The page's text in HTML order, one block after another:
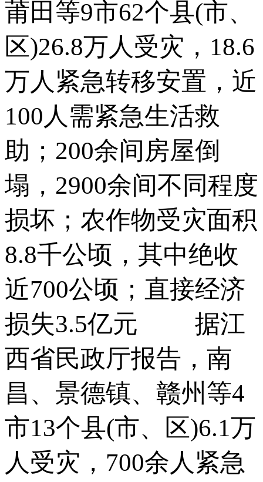
莆田等9市62个县(市、
区)26.8万人受灾，18.6
万人紧急转移安置，近
100人需紧急生活救
助；200余间房屋倒
塌，2900余间不同程度
损坏；农作物受灾面积
8.8千公顷，其中绝收
近700公顷；直接经济
损失3.5亿元 据江
西省民政厅报告，南
昌、景德镇、赣州等4
市13个县(市、区)6.1万
人受灾，700余人紧急